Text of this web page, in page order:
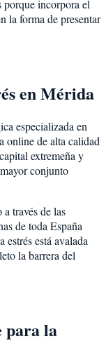
porque incorpora el
la forma de presentar
enMérida
especializada en
online de alta calidad
capital extremeña y
conjunto
través de las
de toda España
estrésestá avalada
la barrera del
para la